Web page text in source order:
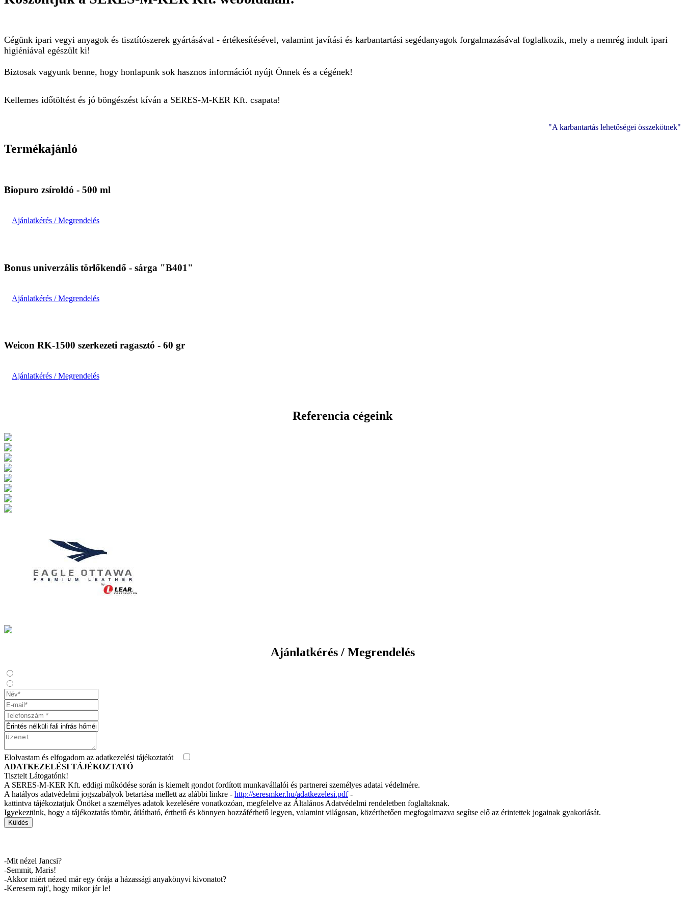
Cégünk ipari vegyi anyagok és tisztítószerek gyártásával - értékesítésével, valamint javítási és karbantartási segédanyagok forgalmazásával foglalkozik, mely a nemrég indult ipari
higiéniával egészült ki!
Biztosak vagyunk benne, hogy honlapunk sok hasznos információt nyújt Önnek és a cégének!
Kellemes időtöltést és jó böngészést kíván a SERES-M-KER Kft. csapata!
"A karbantartás lehetőségei összekötnek"
Termékajánló
Biopuro zsíroldó - 500 ml
Ajánlatkérés / Megrendelés
Bonus univerzális törlőkendő - sárga "B401"
Ajánlatkérés / Megrendelés
Weicon RK-1500 szerkezeti ragasztó - 60 gr
Ajánlatkérés / Megrendelés
Referencia cégeink
Ajánlatkérés / Megrendelés
Elolvastam és elfogadom az adatkezelési tájékoztatót
ADATKEZELÉSI TÁJÉKOZTATÓ
Tisztelt Látogatónk!
A SERES-M-KER Kft. eddigi működése során is kiemelt gondot fordított munkavállalói és partnerei személyes adatai védelmére.
A hatályos adatvédelmi jogszabályok betartása mellett az alábbi linkre - http://seresmker.hu/adatkezelesi.pdf-
kattintva tájékoztatjuk Önöket a személyes adatok kezelésére vonatkozóan, megfelelve az Általános Adatvédelmi rendeletben foglaltaknak.
Igyekeztünk, hogy a tájékoztatás tömör, átlátható, érthető és könnyen hozzáférhető legyen, valamint világosan, közérthetően megfogalmazva segítse elő az érintettek jogainak gyakorlását.
Küldés
-Mit nézel Jancsi?
-Semmit, Maris!
-Akkor miért nézed már egy órája a házassági anyakönyvi kivonatot?
-Keresem rajt', hogy mikor jár le!